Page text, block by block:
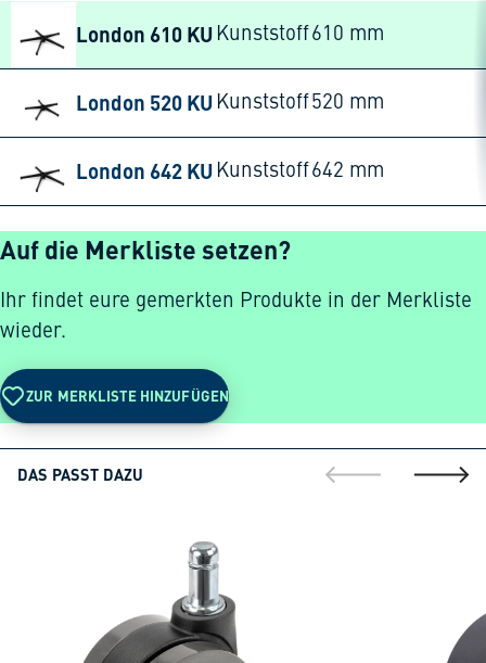
London 610 KU Kunststoff610 mm
London 520 KU Kunststoff520 mm
London 642 KU Kunststoff642 mm
Auf die Merkliste setzen?
Ihr findet eure gemerkten Produkte in der Merkliste
wieder.
ZUR MERKLISTE HINZUFÜGEN
DAS PASST DAZU
gehe zur gehe